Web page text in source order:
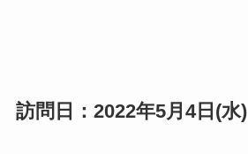
訪問日：2022年5月4日(水)